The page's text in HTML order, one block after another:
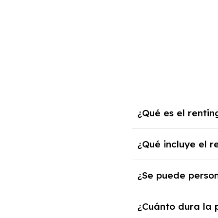
¿Qué es el
mensual fija por el
años.
¿Qué incluye el
impuestos,
¿Se puede
cuando lo pactes
¿Cuánto dura la